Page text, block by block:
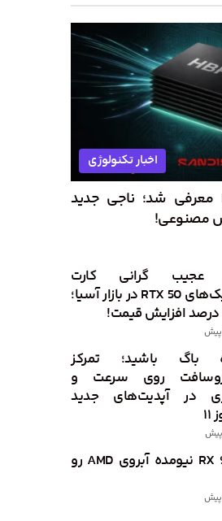
اخبار تکنولوژی
استاندارد حافظه HBF معرفی شد؛ ناجی جدید
مصنوعی!
عجیب گرانی کارت
گرافیک‌های RTX 50 در بازار آسیا؛
باگ باشید؛ تمرکز
روی سرعت و
در آپدیت‌های جدید
RX 9050 نیومده آبروی AMD رو